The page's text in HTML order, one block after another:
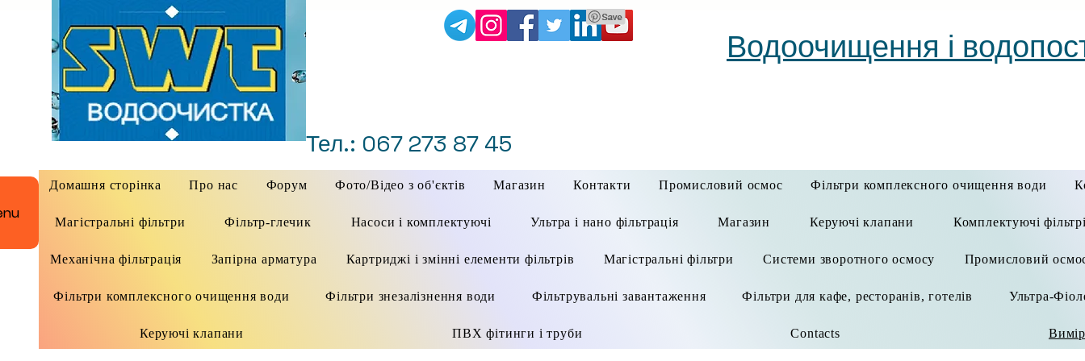
Тел.: 067 273 87 45
Водоочищення і
Домашня сторінка Про нас Форум Фото/Відео з об'єктів Магазин Контакти Промисловий осмос Фільтри комплексного очищення води
Магістральні фільтри Фільтр-глечик Насоси і комплектуючі Ультра і нано фільтрація Магазин Керуючі клапани Комплектуючі
Механічна фільтрація Запірна арматура Картриджі і змінні елементи фільтрів Магістральні фільтри Системи зворотного осмосу Промисловий
Фільтри комплексного очищення води Фільтри знезалізнення води Фільтрувальні завантаження Фільтри для кафе, ресторанів, готелів Ультра-
Керуючі клапани ПВХ фітинги і труби Contacts